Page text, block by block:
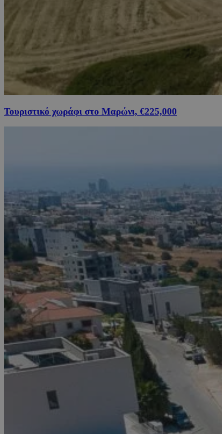
Τουριστικό χωράφι στο Μαρώνι, €225,000